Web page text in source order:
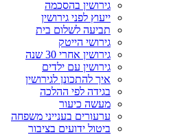
גירושין בהסכמה
ייעוץ לפני גירושין
תביעה לשלום בית
גירושי הייטק
גירושין אחרי 30 שנה
גירושין עם ילדים
איך להתכונן לגירושין
בגידה לפי ההלכה
מעשה כיעור
ערעורים בענייני משפחה
ביטול ידועים בציבור